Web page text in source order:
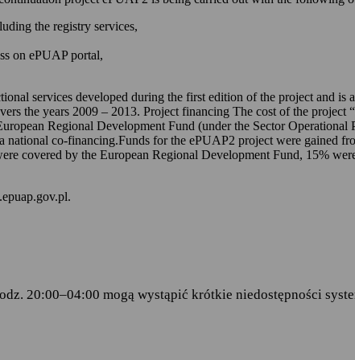
na ePUAP-ie,
udostępnionych na ePUAP-ie i w serwisie mObywatel.gov.pl,
za pomocą formularzy elektronicznych udostępnionych na
doręczanej przez podmioty publiczne.
Europejskiego i Rady (UE) 2016/679 z dnia 27 kwietnia 2016
danych osobowych i w sprawie swobodnego
r. o informatyzacji działalności podmiotów realizujących
Cyfryzacji z dnia 5 października 2016 r. w sprawie zakresu i
administracji publicznej.
Ośrodek Informatyki, który w imieniu ministra właściwego
the registry services,
on ePUAP portal,
services developed during the first edition of the project and is
the years 2009 – 2013. Project financing The cost of the
Regional Development Fund (under the Sector
co-financing.Funds for the ePUAP2 project were gained
covered by the European Regional Development Fund, 15%
20:00–04:00 mogą wystąpić krótkie niedostępności